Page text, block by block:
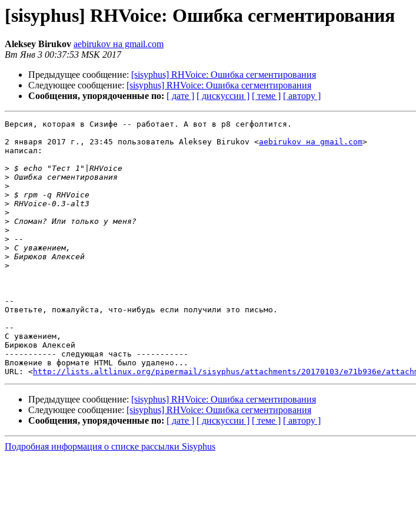
[sisyphus] RHVoice: Ошибка сегментирования
Aleksey Birukov aebirukov на gmail.com
Вт Янв 3 00:37:53 MSK 2017
Предыдущее сообщение: [sisyphus] RHVoice: Ошибка сегментирования
Следующее сообщение: [sisyphus] RHVoice: Ошибка сегментирования
Сообщения, упорядоченные по: [ дате ] [ дискуссии ] [ теме ] [ автору ]
Версия, которая в Сизифе -- работает. А вот в p8 сегфолтится.
2 января 2017 г., 23:45 пользователь Aleksey Birukov <aebirukov на gmail.com>
написал:
>
>
>
>
>
>
>
>
>
>
>
>
--
Ответьте, пожалуйста, что-нибудь если получили это письмо.
--
С уважением,
Бирюков Алексей
----------- следующая часть -----------
Вложение в формате HTML было удалено...
URL: <http://lists.altlinux.org/pipermail/sisyphus/attachments/20170103/e71b936e/
Предыдущее сообщение: [sisyphus] RHVoice: Ошибка сегментирования
Следующее сообщение: [sisyphus] RHVoice: Ошибка сегментирования
Сообщения, упорядоченные по: [ дате ] [ дискуссии ] [ теме ] [ автору ]
Подробная информация о списке рассылки Sisyphus